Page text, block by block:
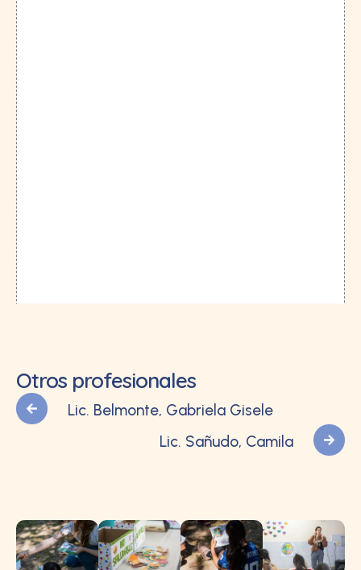
Otros profesionales
Lic. Belmonte, Gabriela Gisele
Lic. Sañudo, Camila